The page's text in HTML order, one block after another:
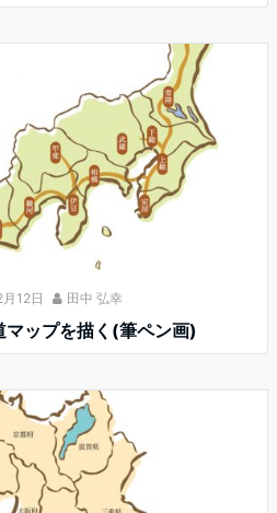
12日 田中 弘幸
マップを描く(筆ペン画)